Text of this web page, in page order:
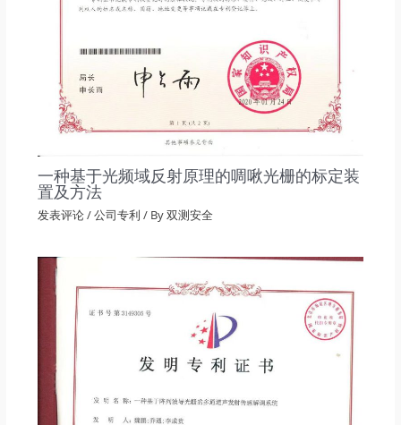
一种基于光频域反射原理的啁啾光栅的标定装
置及方法
发表评论/公司专利 / By双测安全